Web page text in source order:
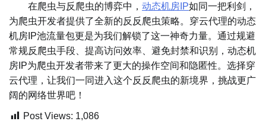
在爬虫与反爬虫的博弈中， 动态机房IP如同一把利剑，
为爬虫开发者提供了全新的反反爬虫策略。穿云代理的动态
机房IP池流量包更是为我们解锁了这一神奇力量。通过规避
常规反爬虫手段、提高访问效率、避免封禁和识别，动态机
房IP为爬虫开发者带来了更大的操作空间和隐匿性。选择穿
云代理，让我们一同进入这个反反爬虫的新境界，挑战更广
阔的网络世界吧！
Post Views: 1,086